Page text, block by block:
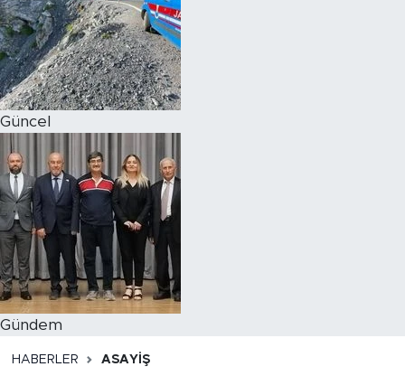
Güncel
Gündem
HABERLER ASAYIŞ
Magazin
Özel Haber
Politika
Resmi İlanlar
Sağlık
Spor
Turizm